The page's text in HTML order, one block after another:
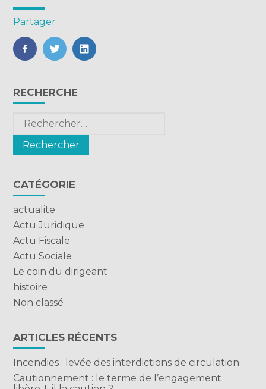
Partager :
FaceBook
TwitterLinkedIn
Blog
sidebar
RECHERCHE
Rechercher :
CATÉGORIE
actualite
Actu Juridique
Actu Fiscale
Actu Sociale
Le coin du dirigeant
histoire
Non classé
ARTICLES RÉCENTS
Incendies : levée des interdictions de circulation
Cautionnement : le terme de l’engagement